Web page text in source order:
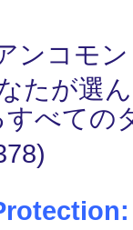
ンコモン
たが選
べての